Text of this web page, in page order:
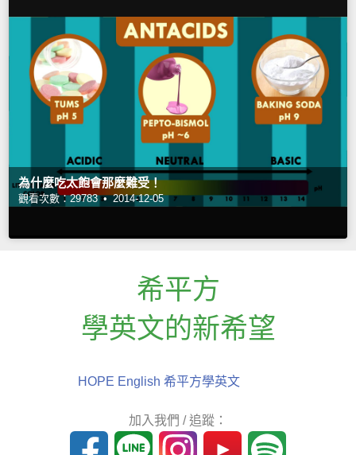
為什麼吃太飽會那麼難受！
觀看次數：29783 • 2014-12-05
希平方
學英文的新希望
HOPE English 希平方學英文
加入我們 / 追蹤：